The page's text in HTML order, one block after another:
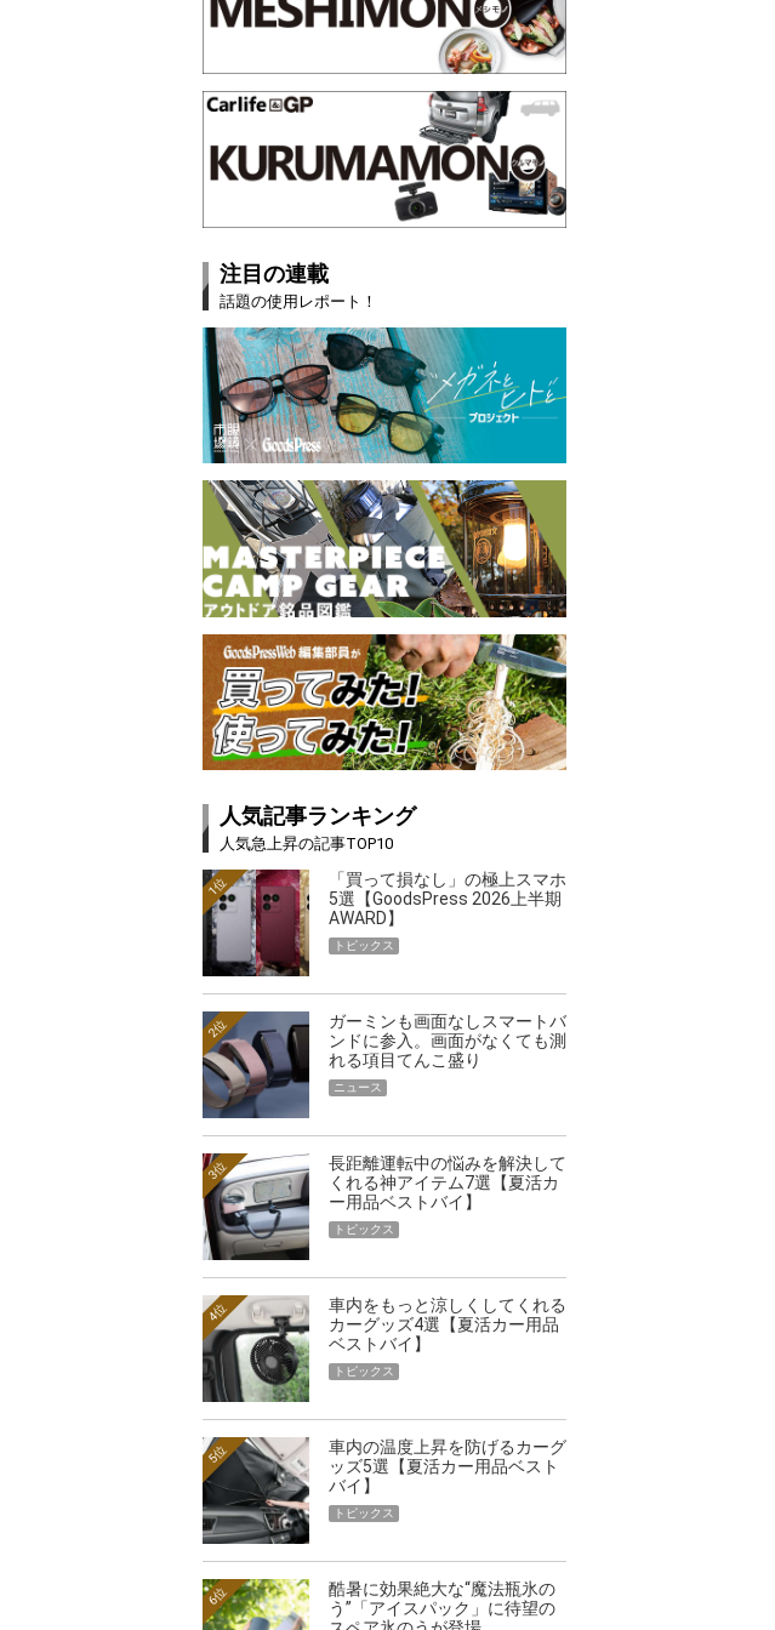
注目の連載
話題の使用レポート！
人気記事ランキング
人気急上昇の記事TOP10
「買って損なし」の極上スマホ
5選【GoodsPress 2026上半期
AWARD】
1位
トピックス
ガーミンも画面なしスマートバ
ンドに参入。画面がなくても測
れる項目てんこ盛り
2位
ニュース
長距離運転中の悩みを解決して
くれる神アイテム7選【夏活カ
ー用品ベストバイ】
3位
トピックス
車内をもっと涼しくしてくれる
カーグッズ4選【夏活カー用品
ベストバイ】
4位
トピックス
車内の温度上昇を防げるカーグ
ッズ5選【夏活カー用品ベスト
バイ】
5位
トピックス
酷暑に効果絶大な“魔法瓶氷の
う”「アイスパック」に待望の
6位